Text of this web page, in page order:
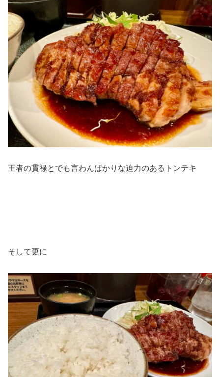
王者の貫禄とでも言わんばかりな迫力のあるトンテキ
そして更に